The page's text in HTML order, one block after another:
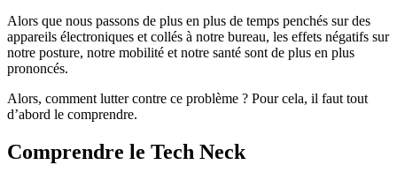
Alors que nous passons de plus en plus de temps penchés sur des
appareils électroniques et collés à notre bureau, les effets négatifs sur
notre posture, notre mobilité et notre santé sont de plus en plus
prononcés.
Alors, comment lutter contre ce problème ? Pour cela, il faut tout
d’abord le comprendre.
Comprendre le Tech Neck